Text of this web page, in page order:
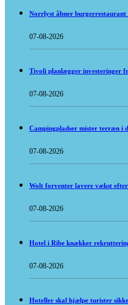
Norrlyst åbner burgerrestaurant
07-08-2026
Tivoli planlægger investeringer
07-08-2026
Campingpladser mister terræn i
07-08-2026
Wolt forventer lavere vækst
07-08-2026
Hotel i Ribe knækker
07-08-2026
Hoteller skal hjælpe turister